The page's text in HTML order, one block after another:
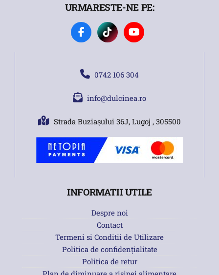
URMARESTE-NE PE:
0742 106 304
info@dulcinea.ro
Strada Buziașului 36J, Lugoj , 305500
INFORMATII UTILE
Despre noi
Contact
Termeni si Conditii de Utilizare
Politica de confidențialitate
Politica de retur